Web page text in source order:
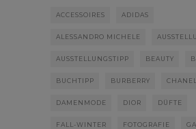
ACCESSOIRES ADIDAS
ALESSANDRO MICHELE
AUSSTELLUNGSTIPP BEAUTY
BUCHTIPP BURBERRY CHANEL
DAMENMODE DIOR DÜFTE
FALL-WINTER FOTOGRAFIE